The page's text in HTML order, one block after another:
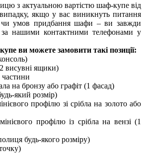
з актуальною вартістю шаф-купе від
якщо у вас виникнуть питання
чи умов придбання шафи – ви завжди
нашими контактними телефонами у
ви можете замовити такі позиції:
висувні ящики)
на бронзу або графіт (1 фасад)
який розмір)
профілю зі срібла на золото або
профілю із срібла на вензі (1
будь-якого розміру)